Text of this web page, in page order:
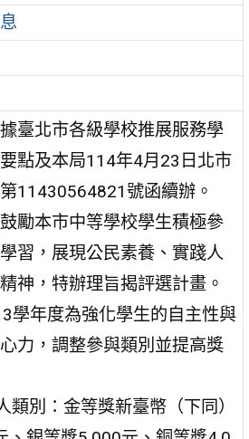
臺北市各級學校推展服務學
點及本局114年4月23日北市
11430564821號函續辦。
勵本市中等學校學生積極參
習，展現公民素養、實踐人
神，特辦理旨揭評選計畫。
學年度為強化學生的自主性與
力，調整參與類別並提高獎
類別：金等獎新臺幣（下同）